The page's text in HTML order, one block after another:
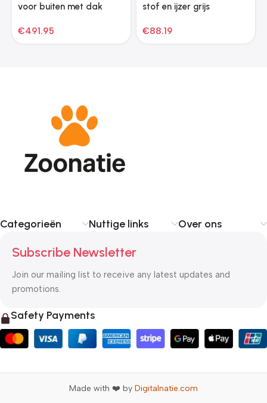
voor buiten met dak
€491.95
stof en ijzer grijs
€88.19
Categorieën Nuttige links Over ons
Subscribe Newsletter
Join our mailing list to receive any latest updates and
promotions.
Safety Payments
Made with ❤️ by Digitalnatie.com